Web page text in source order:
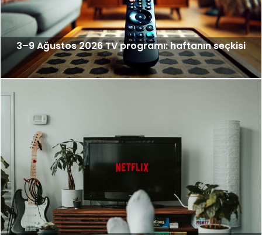
3–9 Ağustos 2026 TV programı: haftanın seçkisi